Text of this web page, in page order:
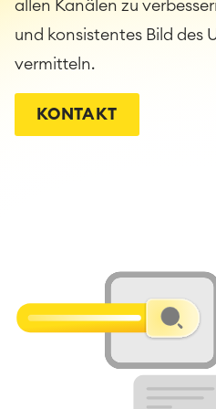
allen Kanälen zu
und konsistentes Bild des
vermitteln.
KONTAKT